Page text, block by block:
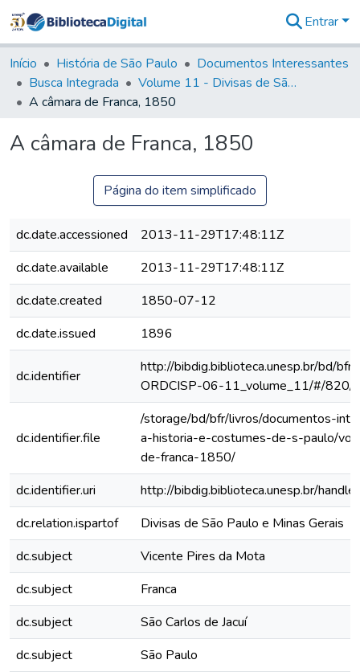
&
Coleções
Tudo na
Biblioteca
Estatísticas
Entrar
Início História de São Paulo
Documentos Interessantes
Busca Integrada
Volume 11 - Divisas de São Paulo e Minas Gerais
A câmara de Franca, 1850
A câmara de Franca, 1850
Página do item simplificado
dc.date.accessioned
2013-11-29T17:48:11Z
dc.date.available
2013-11-29T17:48:11Z
dc.date.created
1850-07-12
dc.date.issued
1896
dc.identifier
http://bibdig.biblioteca.unesp.br/bd/
ORDCISP-06-11_volume_11/#/820/
dc.identifier.file
/storage/bd/bfr/livros/documentos-
a-historia-e-costumes-de-s-paulo/
de-franca-1850/
dc.identifier.uri
http://bibdig.biblioteca.unesp.br/
dc.relation.ispartof
Divisas de São Paulo e Minas Gerais
dc.subject
Vicente Pires da Mota
dc.subject
Franca
dc.subject
São Carlos de Jacuí
dc.subject
São Paulo